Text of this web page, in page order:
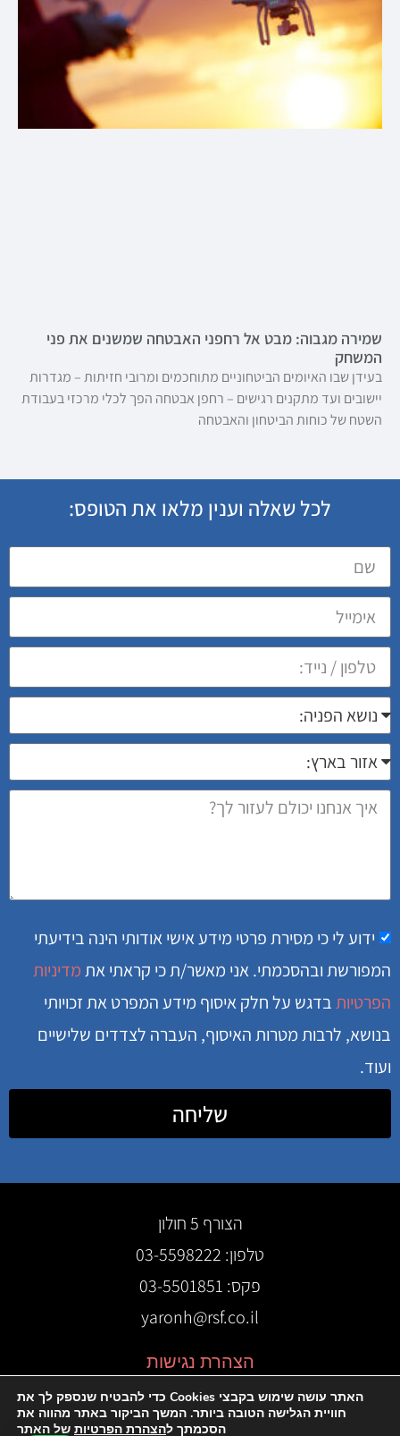
שמירה מגבוה: מבט אל רחפני האבטחה שמשנים את פני
המשחק
בעידן שבו האיומים הביטחוניים מתוחכמים ומרובי חזיתות – מגדרות
יישובים ועד מתקנים רגישים – רחפן אבטחה הפך לכלי מרכזי בעבודת
השטח של כוחות הביטחון והאבטחה
לכל שאלה וענין מלאו את הטופס:
ידוע לי כי מסירת פרטי מידע אישי אודותי הינה בידיעתי
המפורשת ובהסכמתי. אני מאשר/ת כי קראתי אתמדיניות
הפרטיותבדגש על חלק איסוף מידע המפרט את זכויותי
בנושא, לרבות מטרות האיסוף, העברה לצדדים שלישיים
ועוד.
שליחה
הצורף 5 חולון
טלפון: 03-5598222
פקס: 03-5501851
yaronh@rsf.co.il
הצהרת נגישות
האתר עושה שימוש בקבצי Cookies כדי להבטיח שנספק לך את
חוויית הגלישה הטובה ביותר. המשך הביקור באתר מהווה את
הסכמתך להצהרת הפרטיות של האתר